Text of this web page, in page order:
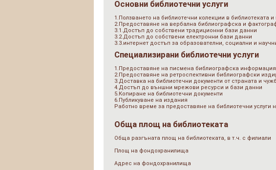
Основни библиотечни услуги
1.Ползването на библиотечни колекции в библиотеката
2.Предоставяне на вербална библиографска и
3.1.Достъп до собствени традиционни бази данни
3.2.Достъп до собствени електронни бази данни
3.3.интернет достъп за образователни, социални и
Специализирани библиотечни услуги
1.Предоставяне на писмена библиографска информация
2.Предоставяне на ретроспективни библиографски
3.Доставка на библиотечни документи от страната и
4.Достъп до външни мрежови ресурси и бази данни
5.Копиране на библиотечни документи
6.Публикуване на издания
Работно време за предоставяне на библиотечни услуги
Обща площ на библиотеката
Обща разгъната площ на библиотеката, в т.ч. с филиали
Площ на фондохранилища
Адрес на фондохранилища